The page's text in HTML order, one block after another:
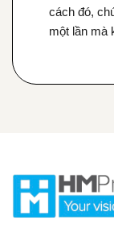
cách đó,
một lần mà